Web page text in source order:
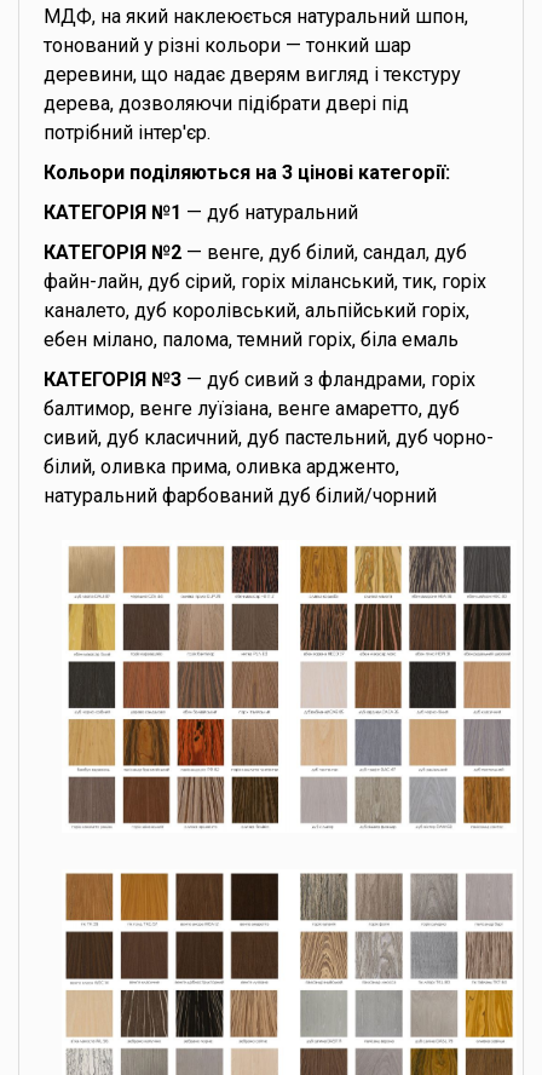
МДФ, на який наклеюється натуральний шпон,
тонований у різні кольори — тонкий шар
деревини, що надає дверям вигляд і текстуру
дерева, дозволяючи підібрати двері під
потрібний інтер'єр.
Кольори поділяються на 3 цінові категорії:
КАТЕГОРІЯ №1 — дуб натуральний
КАТЕГОРІЯ №2 — венге, дуб білий, сандал, дуб
файн-лайн, дуб сірий, горіх міланський, тик, горіх
каналето, дуб королівський, альпійський горіх,
ебен мілано, палома, темний горіх, біла емаль
КАТЕГОРІЯ №3 — дуб сивий з фландрами, горіх
балтимор, венге луїзіана, венге амаретто, дуб
сивий, дуб класичний, дуб пастельний, дуб чорно-
білий, оливка прима, оливка ардженто,
натуральний фарбований дуб білий/чорний